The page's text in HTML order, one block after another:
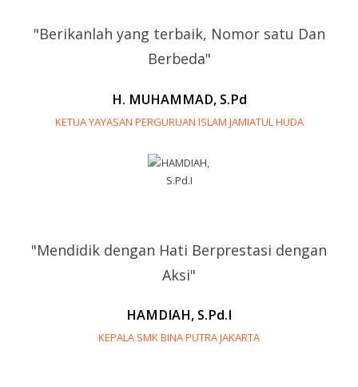
"Berikanlah yang terbaik, Nomor satu Dan
Berbeda"
H. MUHAMMAD, S.Pd
KETUA YAYASAN PERGURUAN ISLAM JAMIATUL HUDA
"Mendidik dengan Hati Berprestasi dengan
Aksi"
HAMDIAH, S.Pd.I
KEPALA SMK BINA PUTRA JAKARTA